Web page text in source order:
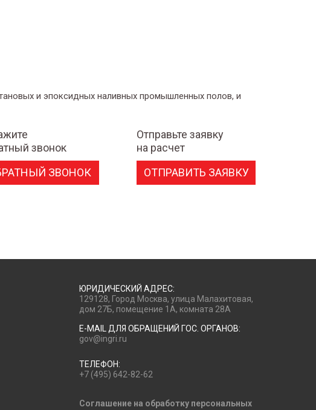
и эпоксидных наливных промышленных полов, и
звонок
ЗВОНОК
Отправьте заявку
на расчет
ОТПРАВИТЬ ЗАЯВКУ
ЮРИДИЧЕСКИЙ АДРЕС:
129128, Город Москва, улица Малахитовая,
дом 27Б, помещение 1А, комната 28А
E-MAIL ДЛЯ ОБРАЩЕНИЙ ГОС. ОРГАНОВ:
gov@ingri.ru
ТЕЛЕФОН:
+7 (495) 642-82-62
Соглашение на обработку персональных